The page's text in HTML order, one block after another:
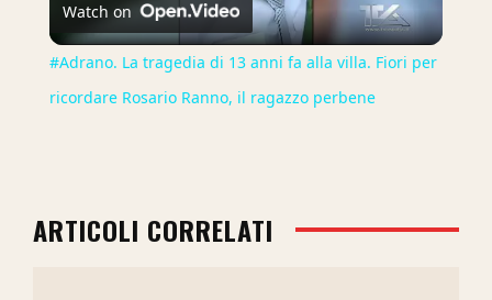
Video
Watch on
#Adrano. La tragedia di 13 anni fa alla villa. Fiori per
ricordare Rosario Ranno, il ragazzo perbene
ARTICOLI CORRELATI